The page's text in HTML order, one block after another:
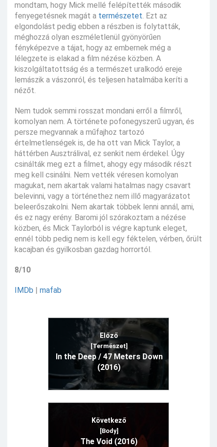
mondtam, hogy Mick mellé felépítették második
fenyegetésnek magát a természetet. Ezt az
elgondolást pedig ebben a részben is folytatták,
méghozzá olyan eszméletlenül gyönyörűen
fényképezve a tájat, hogy az embernek még a
lélegzete is elakad a film nézése közben. A
kiszolgáltatottság és a természet uralkodó ereje
lemászik a vászonról, és teljesen hatalmába keríti a
nézőt.
Nem tudok semmi rosszat mondani erről a filmről,
komolyan nem. A története pofonegyszerű ugyan, és
persze megvannak a műfajhoz tartozó
értelmetlenségek is, de ha ott van Mick Taylor, a
háttérben Ausztrálival, ez senkit nem érdekel. Úgy
csinálták meg ezt a filmet, ahogy egy második részt
meg kell csinálni. Nem vették véresen komolyan
magukat, nem akartak valami hatalmas nagy csavart
belevinni, vagy a történethez nem illő magyarázatot
beleerőszakolni. Nem akartak többek lenni annál, ami,
és ez nagy erény. Baromi jól szórakoztam a nézése
közben, és Mick Taylorból is végre kaptunk eleget,
ennél több pedig nem is kell egy féktelen, vérben, őrült
kacajban és gyilkosban gazdag horrortól.
8/10
IMDb mafab
Előző
[Természet]
In the Deep / 47 Meters Down
(2016)
Következő
[Body]
The Void (2016)